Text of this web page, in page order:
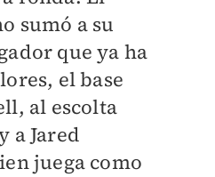
sumó a su
que ya ha
el base
al escolta
a Jared
juega como